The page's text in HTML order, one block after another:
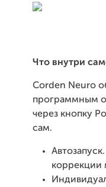
Что внутри
Corden Neuro
программным
через кнопку
сам.
коррекции